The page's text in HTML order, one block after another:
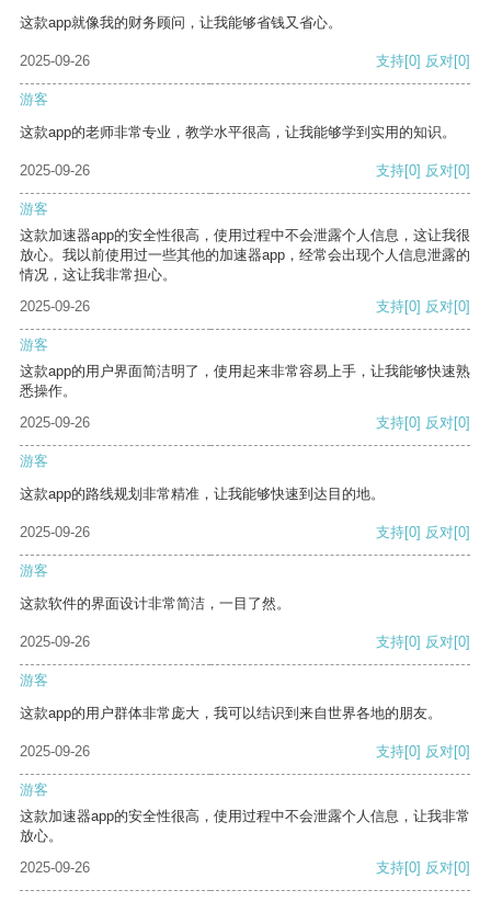
这款app就像我的财务顾问，让我能够省钱又省心。
2025-09-26 支持[0] 反对[0]
游客
这款app的老师非常专业，教学水平很高，让我能够学到实用的知识。
2025-09-26 支持[0] 反对[0]
游客
这款加速器app的安全性很高，使用过程中不会泄露个人信息，这让我很
放心。我以前使用过一些其他的加速器app，经常会出现个人信息泄露的
情况，这让我非常担心。
2025-09-26
支持[0] 反对[0]
游客
这款app的用户界面简洁明了，使用起来非常容易上手，让我能够快速熟
悉操作。
2025-09-26
支持[0] 反对[0]
游客
这款app的路线规划非常精准，让我能够快速到达目的地。
2025-09-26 支持[0] 反对[0]
游客
这款软件的界面设计非常简洁，一目了然。
2025-09-26 支持[0] 反对[0]
游客
这款app的用户群体非常庞大，我可以结识到来自世界各地的朋友。
2025-09-26 支持[0] 反对[0]
游客
这款加速器app的安全性很高，使用过程中不会泄露个人信息，让我非常
放心。
2025-09-26
支持[0] 反对[0]